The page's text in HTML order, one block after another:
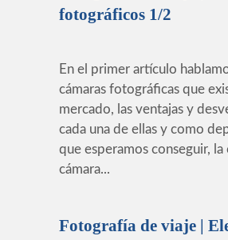
fotográficos 1/2
En el primer artículo
cámaras fotográficas que
mercado, las ventajas y
cada una de ellas y como
que esperamos conseguir, la
cámara...
Fotografía de viaje |